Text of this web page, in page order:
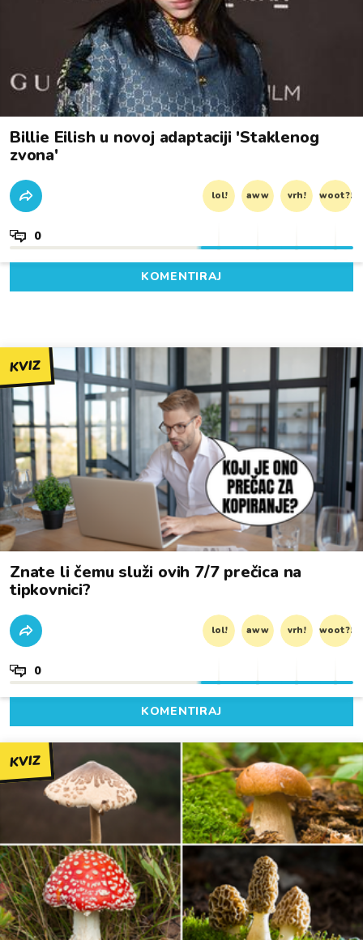
Billie Eilish u novoj adaptaciji 'Staklenog
zvona'
lol! aww vrh! woot?!
0
KOMENTIRAJ
KVIZ
Znate li čemu služi ovih 7/7 prečica na
tipkovnici?
lol! aww vrh! woot?!
0
KOMENTIRAJ
KVIZ